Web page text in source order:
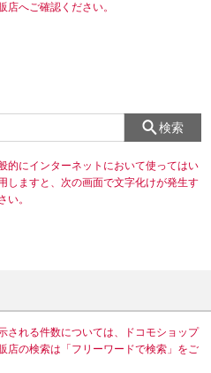
へご確認ください。
検索
的にインターネットにおいて使ってはい
しますと、次の画面で文字化けが発生す
い。
される件数については、ドコモショップ
店の検索は「フリーワードで検索」をご